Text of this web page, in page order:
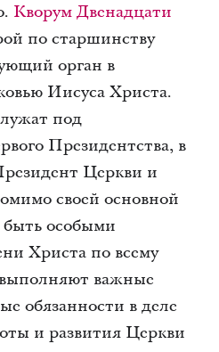
Кворум Двенадцати
по старшинству
орган в
Иисуса Христа.
под
Президентства, в
Церкви и
своей основной
быть особыми
Христа по всему
важные
обязанности в деле
и развития Церкви